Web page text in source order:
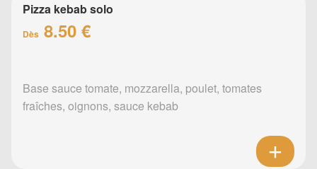
Pizza kebab solo
Dès 8.50 €
Base sauce tomate, mozzarella, poulet, tomates
fraîches, oignons, sauce kebab